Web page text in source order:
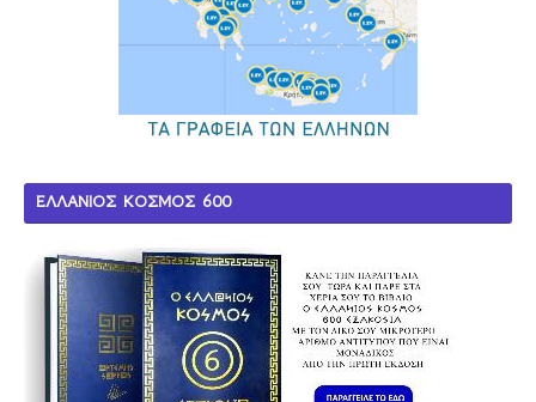
ΕΛΛΑΝΙΟΣ ΚΟΣΜΟΣ 600